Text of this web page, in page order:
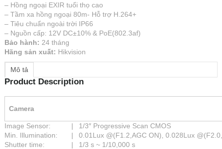
– Hồng ngoại EXIR tuổi thọ cao
– Tầm xa hồng ngoại 80m- Hỗ trợ H.264+
– Tiêu chuẩn ngoài trời IP66
– Nguồn cấp: 12V DC±10% & PoE(802.3af)
Bảo hành: 24 tháng
Hãng sản xuất: Hikvision
Mô tả
Product Description
Camera
Image Sensor: |
1/3″ Progressive Scan CMOS
Min. Illumination:
|
0.01Lux @(F1.2,AGC ON), 0.028Lux
Shutter time:
|
1/3 s ~ 1/10,000 s